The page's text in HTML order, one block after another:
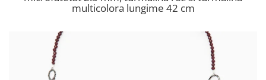
multicolora lungime 42 cm